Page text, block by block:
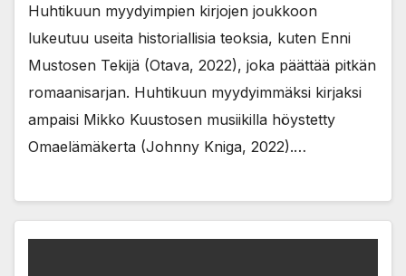
Huhtikuun myydyimpien kirjojen joukkoon
lukeutuu useita historiallisia teoksia, kuten Enni
Mustosen Tekijä (Otava, 2022), joka päättää pitkän
romaanisarjan. Huhtikuun myydyimmäksi kirjaksi
ampaisi Mikko Kuustosen musiikilla höystetty
Omaelämäkerta (Johnny Kniga, 2022).…